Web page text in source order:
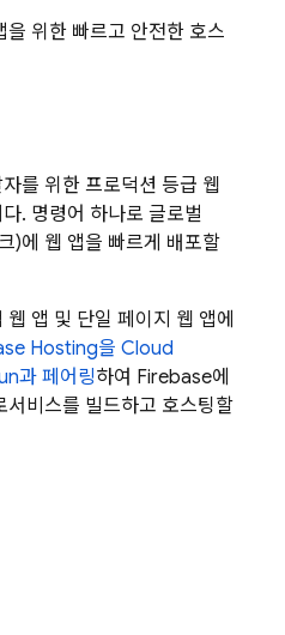
을 위한 빠르고 안전한 호스
를 위한 프로덕션 등급 웹
. 명령어 하나로 글로벌
)에 웹 앱을 빠르게 배포할
웹 앱 및 단일 페이지 웹 앱에
Hosting을 Cloud
과 페어링하여 Firebase에
서비스를 빌드하고 호스팅할